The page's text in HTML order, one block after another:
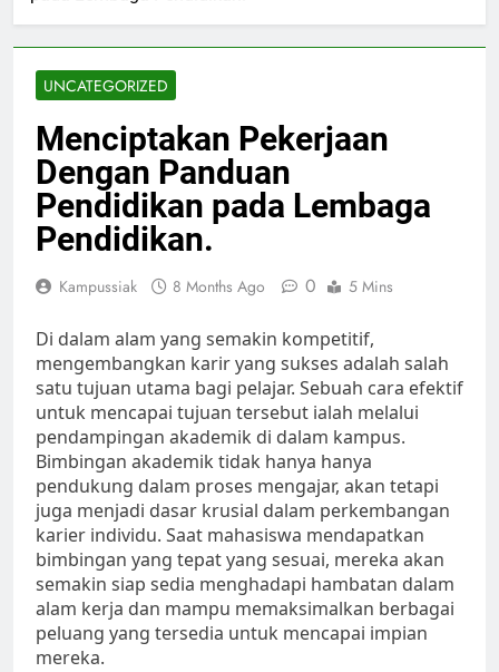
UNCATEGORIZED
Menciptakan Pekerjaan
Dengan Panduan
Pendidikan pada Lembaga
Pendidikan.
Kampussiak 8 Months Ago 0 5 Mins
Di dalam alam yang semakin kompetitif,
mengembangkan karir yang sukses adalah salah
satu tujuan utama bagi pelajar. Sebuah cara efektif
untuk mencapai tujuan tersebut ialah melalui
pendampingan akademik di dalam kampus.
Bimbingan akademik tidak hanya hanya
pendukung dalam proses mengajar, akan tetapi
juga menjadi dasar krusial dalam perkembangan
karier individu. Saat mahasiswa mendapatkan
bimbingan yang tepat yang sesuai, mereka akan
semakin siap sedia menghadapi hambatan dalam
alam kerja dan mampu memaksimalkan berbagai
peluang yang tersedia untuk mencapai impian
mereka.